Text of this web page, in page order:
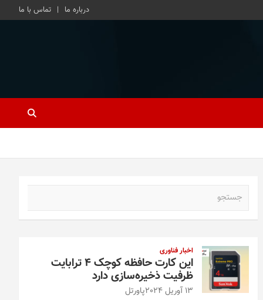
درباره ما تماس با ما
اخبار فناوری
این کارت حافظه کوچک ۴ ترابایت
ظرفیت ذخیره‌سازی دارد
13 آوریل 2024 پاورتل